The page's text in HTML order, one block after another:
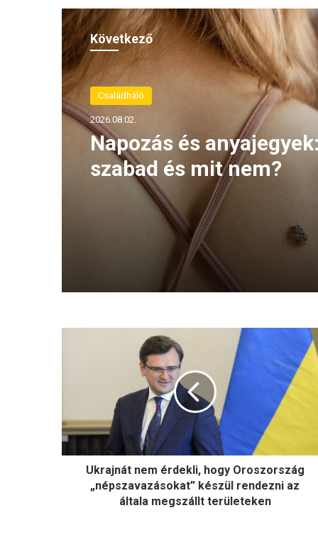
Következő
Családháló
2026.08.02.
Napozás és
szabad és mit nem?
á
t
n
Ukrajnát nem érdekli, hogy Oroszország
„népszavazásokat” készül rendezni az
általa megszállt területeken